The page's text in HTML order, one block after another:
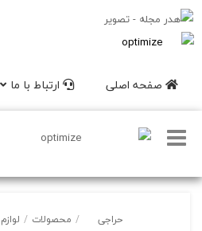
صفحه اصلی ارتباط با ما
حراجی
/ محصولات /